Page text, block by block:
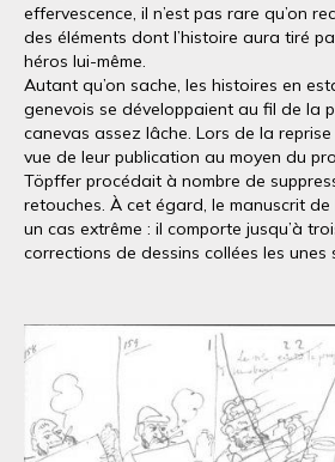
effervescence, il n’est pas rare qu’on
des éléments dont l’histoire aura tiré
héros lui-même.
Autant qu’on sache, les histoires en
genevois se développaient au fil de la
canevas assez lâche. Lors de la
vue de leur publication au moyen du
Töpffer procédait à nombre de
retouches. À cet égard, le manuscrit de
un cas extrême : il comporte jusqu’à
corrections de dessins collées les unes